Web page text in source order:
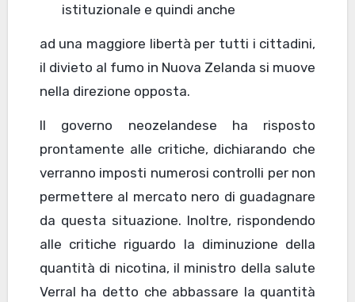
istituzionale e quindi anche
ad una maggiore libertà per tutti i cittadini,
il divieto al fumo in Nuova Zelanda si muove
nella direzione opposta.
Il governo neozelandese ha risposto
prontamente alle critiche, dichiarando che
verranno imposti numerosi controlli per non
permettere al mercato nero di guadagnare
da questa situazione. Inoltre, rispondendo
alle critiche riguardo la diminuzione della
quantità di nicotina, il ministro della salute
Verral ha detto che abbassare la quantità